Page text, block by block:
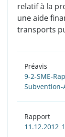
relatif à la
une aide
transports
Préavis
9-2-SME-
Subvention-
Rapport